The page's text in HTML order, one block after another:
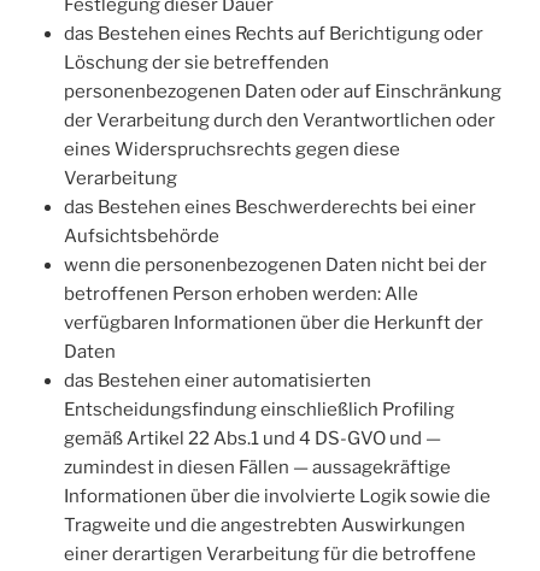
Festlegung dieser Dauer
das Bestehen eines Rechts auf Berichtigung oder
Löschung der sie betreffenden
personenbezogenen Daten oder auf Einschränkung
der Verarbeitung durch den Verantwortlichen oder
eines Widerspruchsrechts gegen diese
Verarbeitung
das Bestehen eines Beschwerderechts bei einer
Aufsichtsbehörde
wenn die personenbezogenen Daten nicht bei der
betroffenen Person erhoben werden: Alle
verfügbaren Informationen über die Herkunft der
Daten
das Bestehen einer automatisierten
Entscheidungsfindung einschließlich Profiling
gemäß Artikel 22 Abs.1 und 4 DS-GVO und —
zumindest in diesen Fällen — aussagekräftige
Informationen über die involvierte Logik sowie die
Tragweite und die angestrebten Auswirkungen
einer derartigen Verarbeitung für die betroffene